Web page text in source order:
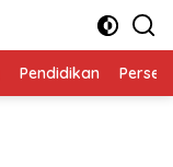
Pendidikan